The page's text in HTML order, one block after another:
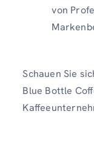
von
Schauen Sie
Blue Bottle